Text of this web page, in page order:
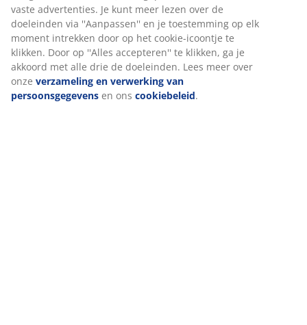
Levering
Wanneer je marketingcookies accepteert, delen we je
browsergegevens met marketingpartners (zoals Google,
Meta en Tiktok) voor gepersonaliseerde en vaste
advertenties. Je kunt meer lezen over de doeleinden via
''Aanpassen'' en je toestemming op elk moment intrekken
door op het cookie-icoontje te klikken. Door op ''Alles